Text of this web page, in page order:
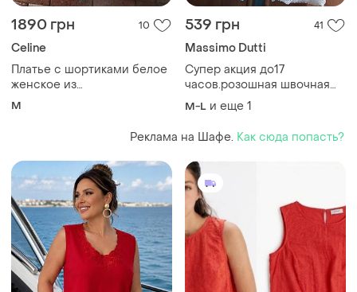
1890 грн 10
Celine
Платье с шортиками белое
женское из
хлопка.брендовое,стан
M
539 грн 41
Massimo Dutti
Супер акция до17
часов.розошная швочная
кофта топ майка блуза в
бельевом стиле
M-L и еще 1
Реклама на Шафе. Как сюда попасть?